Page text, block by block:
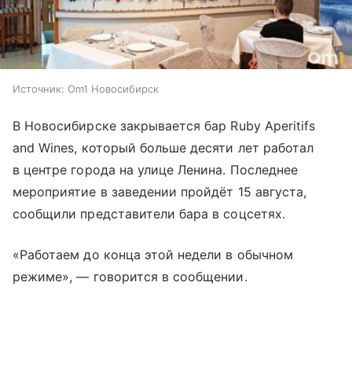
Источник: Om1 Новосибирск
В Новосибирске закрывается бар Ruby Aperitifs
and Wines, который больше десяти лет работал
в центре города на улице Ленина. Последнее
мероприятие в заведении пройдёт 15 августа,
сообщили представители бара в соцсетях.
«Работаем до конца этой недели в обычном
режиме», — говорится в сообщении.